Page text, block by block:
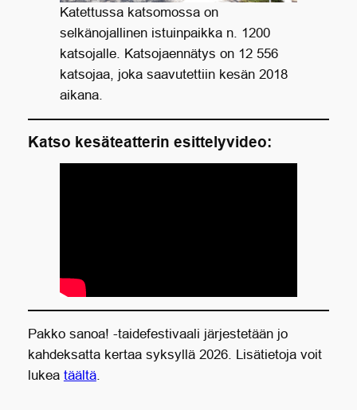
Katettussa katsomossa on
selkänojallinen istuinpaikka n. 1200
katsojalle. Katsojaennätys on 12 556
katsojaa, joka saavutettiin kesän 2018
aikana.
Katso kesäteatterin esittelyvideo:
Pakko sanoa! -taidefestivaali järjestetään jo
kahdeksatta kertaa syksyllä 2026. Lisätietoja voit
lukea täältä.